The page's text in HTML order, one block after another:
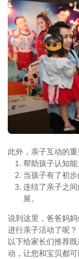
此外，亲子互动的重
帮助孩子认知能
当孩子有了初
连结了亲子之
展。
说到这里，爸爸妈
进行亲子活动了呢？
以下给家长们推荐
动，让您和宝贝都可